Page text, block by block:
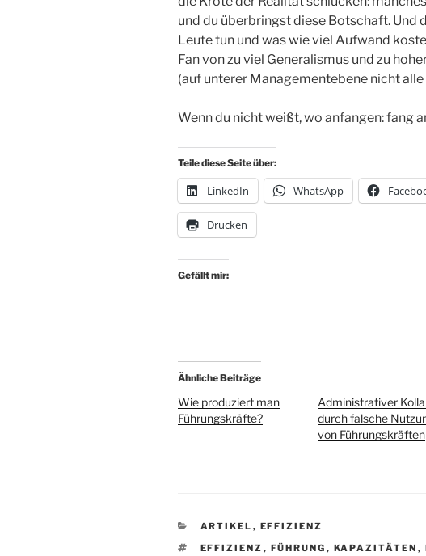
und du überbringst diese Botschaft. Und
Leute tun und was wie viel Aufwand
Fan von zu viel Generalismus und zu
(auf unterer Managementebene nicht alle
Wenn du nicht weißt, wo anfangen: fang
Teile diese Seite über:
LinkedIn WhatsApp
Drucken
Gefällt mir:
Ähnliche Beiträge
Wie produziert man
Führungskräfte?
Administrativer
durch falsche
von Führungskräften
KATEGORIEN
ARTIKEL , EFFIZIENZ
SCHLAGWÖRTER
EFFIZIENZ , FÜHRUNG , KAPAZITÄTEN ,